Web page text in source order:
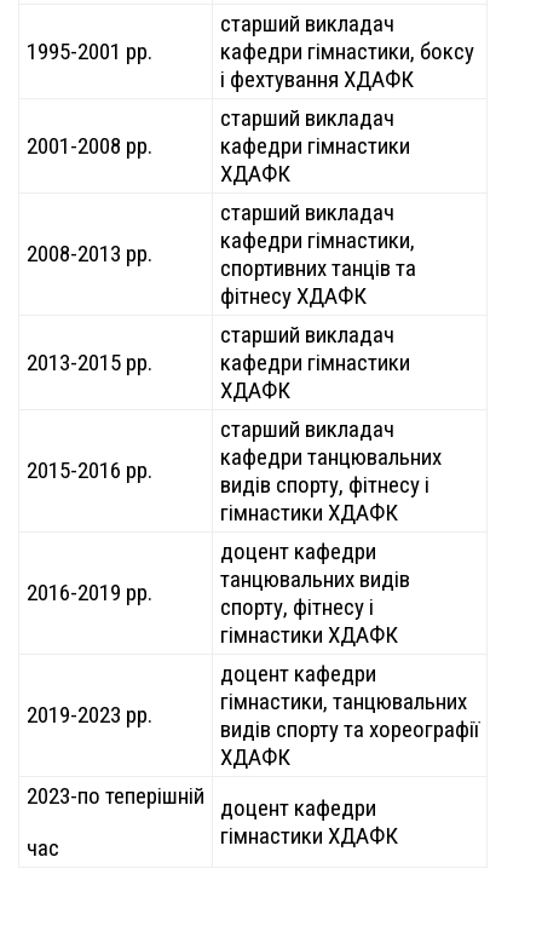
1995-2001 рр.
старший викладач
кафедри гімнастики, боксу
і фехтування ХДАФК
2001-2008 рр.
старший викладач
кафедри гімнастики
ХДАФК
2008-2013 рр.
старший викладач
кафедри гімнастики,
спортивних танців та
фітнесу ХДАФК
2013-2015 рр.
старший викладач
кафедри гімнастики
ХДАФК
2015-2016 рр.
старший викладач
кафедри танцювальних
видів спорту, фітнесу і
гімнастики ХДАФК
2016-2019 рр.
доцент кафедри
танцювальних видів
спорту, фітнесу і
гімнастики ХДАФК
2019-2023 рр.
доцент кафедри
гімнастики, танцювальних
видів спорту та хореографії
ХДАФК
2023-по теперішній
час
доцент кафедри
гімнастики ХДАФК